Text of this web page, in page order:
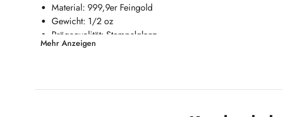
Material: 999,9er Feingold
Gewicht: 1/2 oz
Prägequalität: Stempelglanz
Mehr Anzeigen